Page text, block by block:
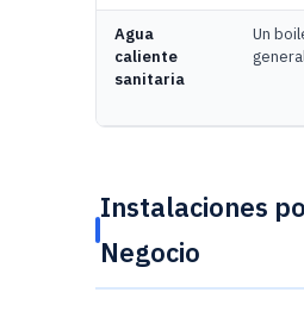
Agua
caliente
sanitaria
Un
Instalaciones
Negocio